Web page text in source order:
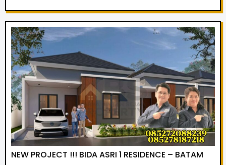
NEW PROJECT !!! BIDA ASRI 1 RESIDENCE – BATAM